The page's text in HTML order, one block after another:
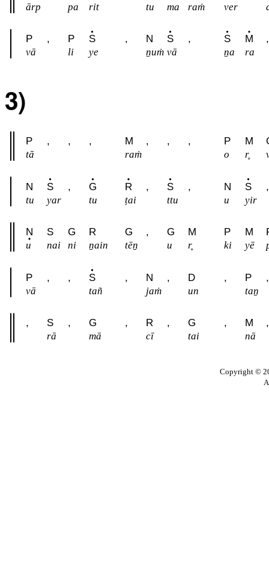
ārp pa rit tu ma raṁ ver
P , P S , N S , S M ,
vā li ye ṉuṁ vā ṉa ra
3)
P , , , M , , , P M
tā raṁ o r̥
N S , G R , S , N S ,
tu yar tu ṭai ttu u yir
N S G R G , G M P M
u nai ni ṉain tēṉ u r̥ ki yē
P , , S , N , D , P ,
vā tañ jaṁ un taṉ
, S , G , R , G , M ,
rā mā cī tai nā
Copyright ©